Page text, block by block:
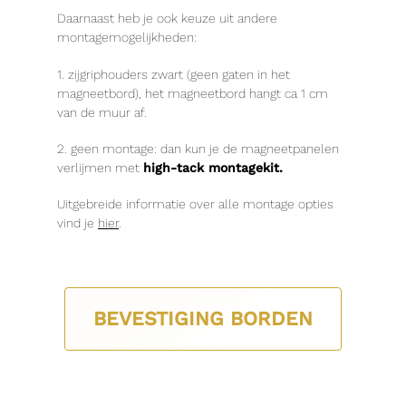
Daarnaast heb je ook keuze uit andere
montagemogelijkheden:
1. zijgriphouders zwart (geen gaten in het
magneetbord), het magneetbord hangt ca 1 cm
van de muur af.
2. geen montage: dan kun je de magneetpanelen
verlijmen met high-tack montagekit.
Uitgebreide informatie over alle montage opties
vind je hier.
BEVESTIGING BORDEN